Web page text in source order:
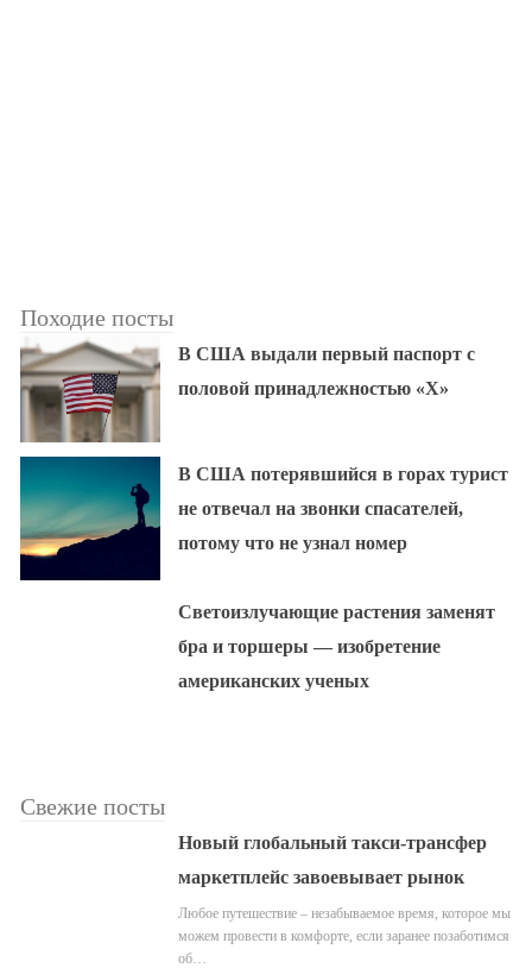
Походие посты
В США выдали первый паспорт с
половой принадлежностью «X»
В США потерявшийся в горах турист
не отвечал на звонки спасателей,
потому что не узнал номер
Светоизлучающие растения заменят
бра и торшеры — изобретение
американских ученых
Свежие посты
Новый глобальный такси-трансфер
маркетплейс завоевывает рынок
Любое путешествие – незабываемое время, которое мы
можем провести в комфорте, если заранее позаботимся
об…